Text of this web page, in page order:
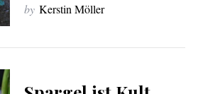
by Kerstin Möller